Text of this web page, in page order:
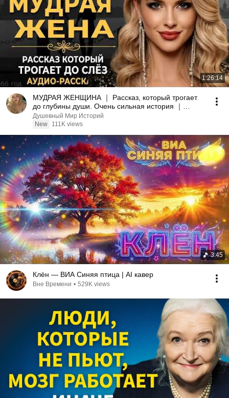
1:26:14
МУДРАЯ ЖЕНЩИНА ｜ Рассказ, который трогает
до глубины души. Очень сильная история ｜
Аудио рассказ.
Душевный Мир Историй
New
111K views
3:45
Клён — ВИА Синяя птица | AI кавер
Вне Времени • 529K views